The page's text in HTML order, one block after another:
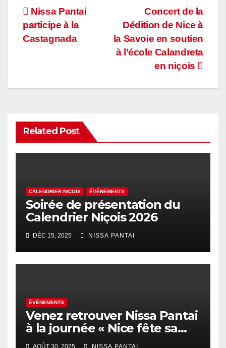
Navigation
de
Concert de la
Dédition de Nice à
la Savoie en soutien
à l’école Calandreta
en niçois
Nissa Pantai
participe à la
Castagnada
Related Post
CALENDRIER NIÇOIS ÉVÉNEMENTS
Soirée de présentation du
Calendrier Niçois 2026
DÉC 15, 2025 NISSA PANTAI
ÉVÉNEMENTS
Venez retrouver Nissa Pantai
à la journée « Nice fête sa
rentrée au coeur des